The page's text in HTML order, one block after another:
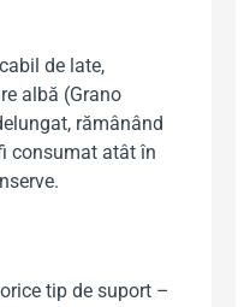
de late,
albă (Grano
rămânând
consumat atât în
tip de suport –